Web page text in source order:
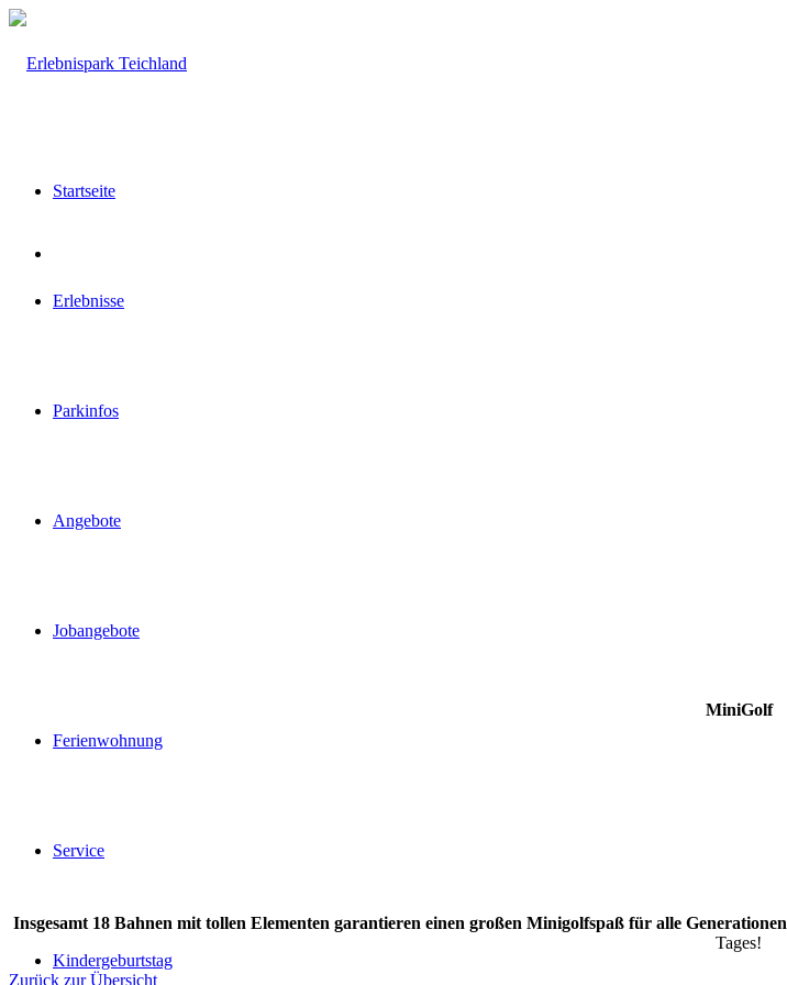
Startseite
Erlebnisse
Parkinfos
Angebote
Jobangebote
Ferienwohnung
Service
Kindergeburtstag
MiniGolf
Insgesamt 18 Bahnen mit tollen Elementen garantieren einen großen Minigolfspaß für alle Generationen
Tages!
Zurück zur Übersicht